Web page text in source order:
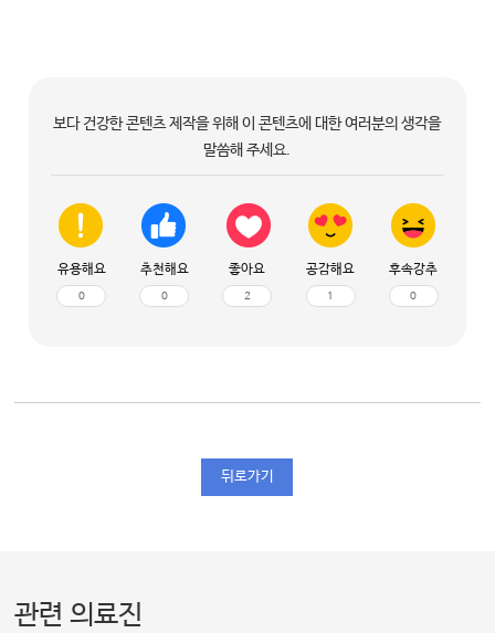
보다 건강한 콘텐츠 제작을 위해 이 콘텐츠에 대한 여러분의 생각을
말씀해 주세요.
유용해요
0
추천해요
0
좋아요
2
공감해요
1
후속강추
0
뒤로가기
관련 의료진